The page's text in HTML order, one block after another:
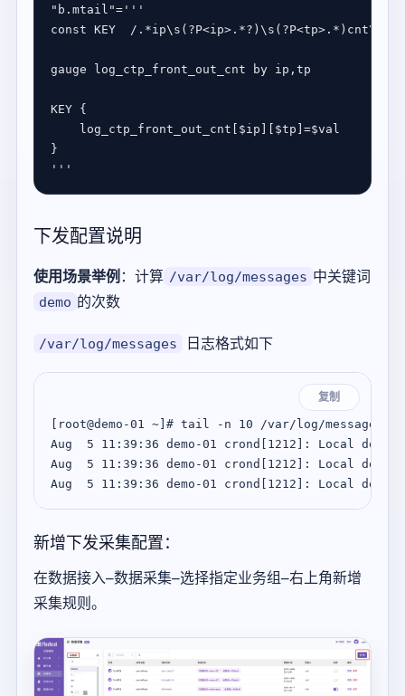
"b.mtail"=
'''
下发配置说明
使用场景举例：计算 /var/log/messages 中关键词
demo 的次数
/var/log/messages 日志格式如下
复制
[root@demo-01 ~]# tail -n 10 /var/log/messages
Aug  5 11:39:36 demo-01 crond[1212]: Local
Aug  5 11:39:36 demo-01 crond[1212]: Local
新增下发采集配置：
在数据接入—数据采集—选择指定业务组—右上角新增
采集规则。